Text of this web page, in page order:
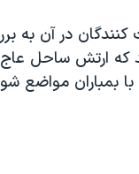
کادر رهبری ایران
کنندگان در آن
که ارتش ساحل
ماهه، با بمباران